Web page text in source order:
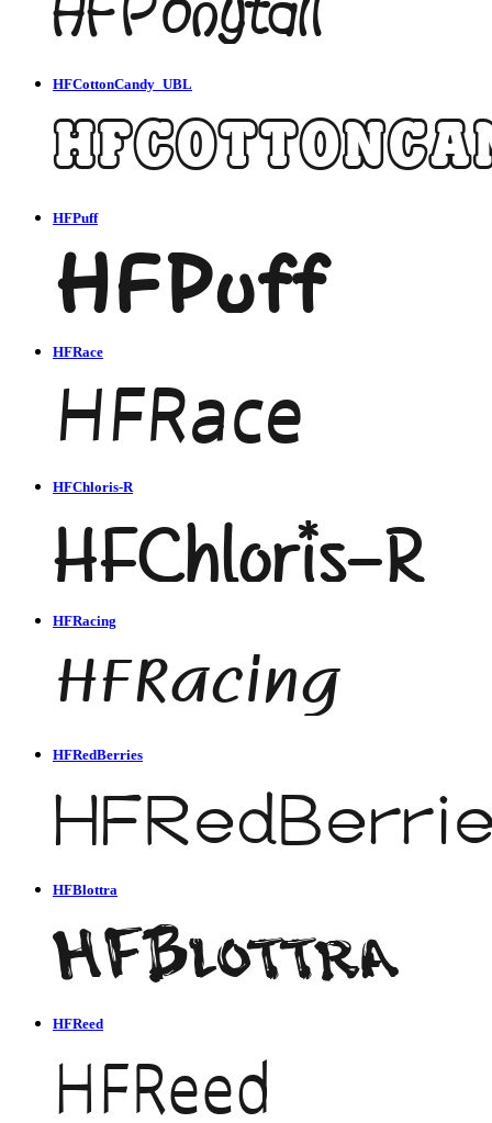
HFCottonCandy_UBL
HFPuff
HFRace
HFChloris-R
HFRacing
HFRedBerries
HFBlottra
HFReed